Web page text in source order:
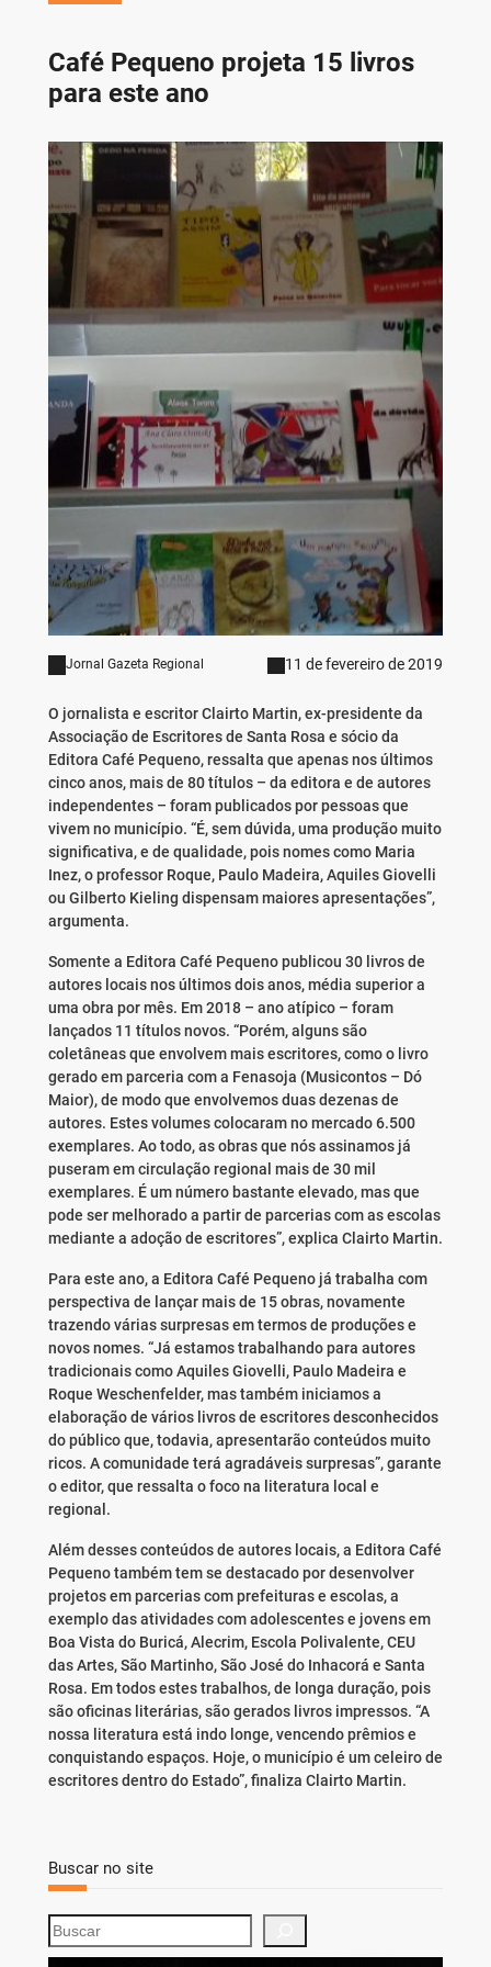
Café Pequeno projeta 15 livros
para este ano
Jornal Gazeta Regional 11 de fevereiro de 2019
O jornalista e escritor Clairto Martin, ex-presidente da
Associação de Escritores de Santa Rosa e sócio da
Editora Café Pequeno, ressalta que apenas nos últimos
cinco anos, mais de 80 títulos – da editora e de autores
independentes – foram publicados por pessoas que
vivem no município. “É, sem dúvida, uma produção muito
significativa, e de qualidade, pois nomes como Maria
Inez, o professor Roque, Paulo Madeira, Aquiles Giovelli
ou Gilberto Kieling dispensam maiores apresentações”,
argumenta.
Somente a Editora Café Pequeno publicou 30 livros de
autores locais nos últimos dois anos, média superior a
uma obra por mês. Em 2018 – ano atípico – foram
lançados 11 títulos novos. “Porém, alguns são
coletâneas que envolvem mais escritores, como o livro
gerado em parceria com a Fenasoja (Musicontos – Dó
Maior), de modo que envolvemos duas dezenas de
autores. Estes volumes colocaram no mercado 6.500
exemplares. Ao todo, as obras que nós assinamos já
puseram em circulação regional mais de 30 mil
exemplares. É um número bastante elevado, mas que
pode ser melhorado a partir de parcerias com as escolas
mediante a adoção de escritores”, explica Clairto Martin.
Para este ano, a Editora Café Pequeno já trabalha com
perspectiva de lançar mais de 15 obras, novamente
trazendo várias surpresas em termos de produções e
novos nomes. “Já estamos trabalhando para autores
tradicionais como Aquiles Giovelli, Paulo Madeira e
Roque Weschenfelder, mas também iniciamos a
elaboração de vários livros de escritores desconhecidos
do público que, todavia, apresentarão conteúdos muito
ricos. A comunidade terá agradáveis surpresas”, garante
o editor, que ressalta o foco na literatura local e
regional.
Além desses conteúdos de autores locais, a Editora Café
Pequeno também tem se destacado por desenvolver
projetos em parcerias com prefeituras e escolas, a
exemplo das atividades com adolescentes e jovens em
Boa Vista do Buricá, Alecrim, Escola Polivalente, CEU
das Artes, São Martinho, São José do Inhacorá e Santa
Rosa. Em todos estes trabalhos, de longa duração, pois
são oficinas literárias, são gerados livros impressos. “A
nossa literatura está indo longe, vencendo prêmios e
conquistando espaços. Hoje, o município é um celeiro de
escritores dentro do Estado”, finaliza Clairto Martin.
Buscar no site
S
e